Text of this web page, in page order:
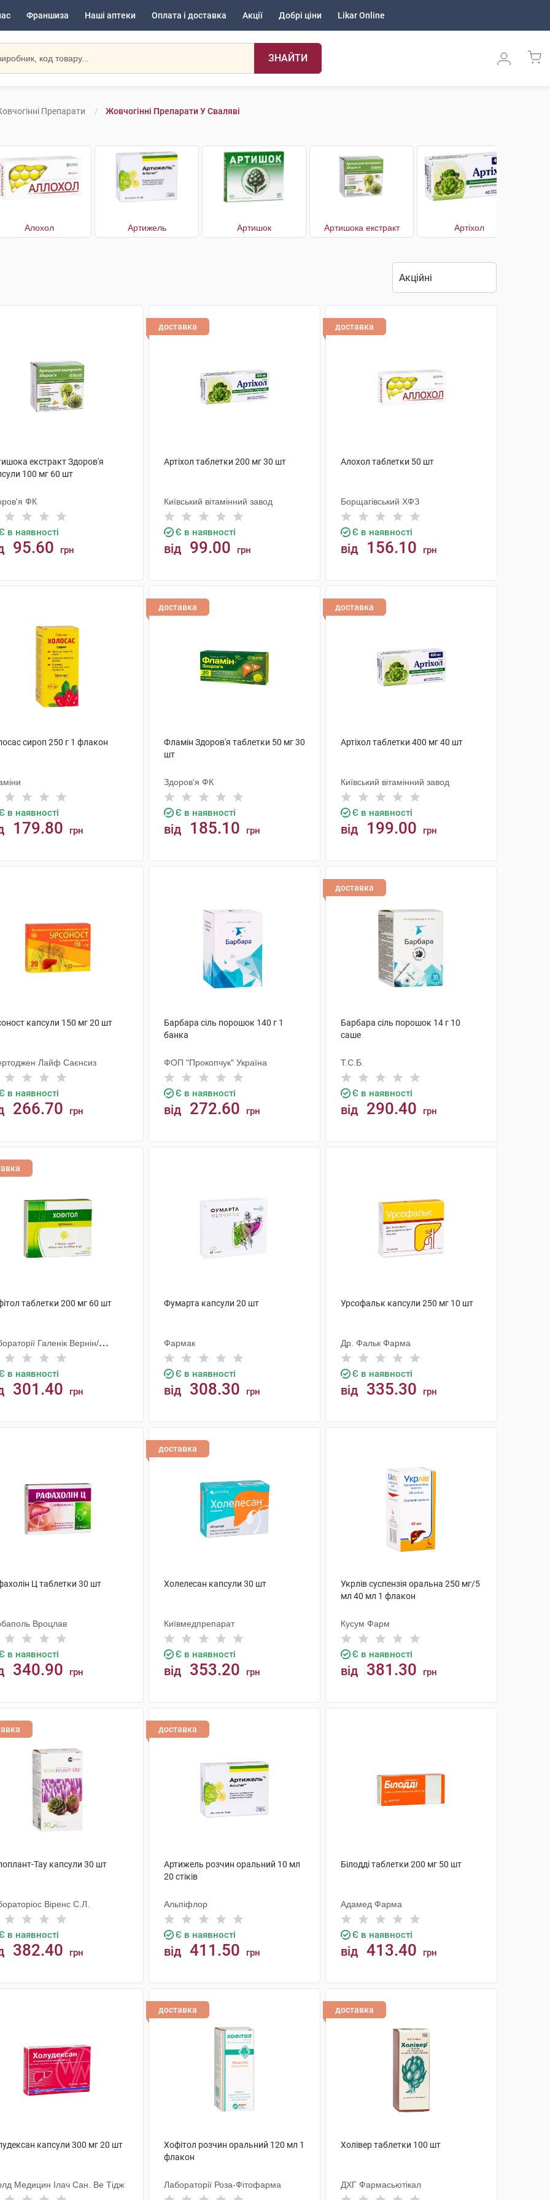
Франшиза Наші аптеки Оплата і доставка Акції Добрі ціни Likar Online
ЗНАЙТИ
Препарати Жовчогінні Препарати У Сваляві
Алохол Артижель Артишок Артишока екстракт Артіхол
екстракт Здоров'я
100 мг 60 шт
ФК
в наявності
95.60 грн
доставка
Артіхол таблетки 200 мг 30 шт
Київський вітамінний завод
Є в наявності
від 99.00 грн
доставка
Алохол таблетки 50 шт
Борщагівський ХФЗ
Є в наявності
від 156.10 грн
сироп 250 г 1 флакон
в наявності
179.80 грн
доставка
Фламін Здоров'я таблетки 50 мг 30
шт
Здоров'я ФК
Є в наявності
від 185.10 грн
доставка
Артіхол таблетки 400 мг 40 шт
Київський вітамінний завод
Є в наявності
від 199.00 грн
капсули 150 мг 20 шт
Лайф Саєнсиз
в наявності
266.70 грн
Барбара сіль порошок 140 г 1
банка
ФОП "Прокопчук" Україна
Є в наявності
від 272.60 грн
доставка
Барбара сіль порошок 14 г 10
саше
Т.С.Б.
Є в наявності
від 290.40 грн
таблетки 200 мг 60 шт
Галенік Вернін/
в наявності
301.40 грн
Фумарта капсули 20 шт
Фармак
Є в наявності
від 308.30 грн
Урсофальк капсули 250 мг 10 шт
Др. Фальк Фарма
Є в наявності
від 335.30 грн
Ц таблетки 30 шт
Вроцлав
в наявності
340.90 грн
доставка
Холелесан капсули 30 шт
Київмедпрепарат
Є в наявності
від 353.20 грн
Укрлів суспензія оральна 250 мг/5
мл 40 мл 1 флакон
Кусум Фарм
Є в наявності
від 381.30 грн
Тау капсули 30 шт
Віренс С.Л.
в наявності
382.40 грн
доставка
Артижель розчин оральний 10 мл
20 стіків
Альпіфлор
Є в наявності
від 411.50 грн
Білодді таблетки 200 мг 50 шт
Адамед Фарма
Є в наявності
від 413.40 грн
капсули 300 мг 20 шт
Медицин Ілач Сан. Ве Тідж
доставка
Хофітол розчин оральний 120 мл 1
флакон
Лабораторії Роза-Фітофарма
доставка
Холівер таблетки 100 шт
ДХГ Фармасьютікал